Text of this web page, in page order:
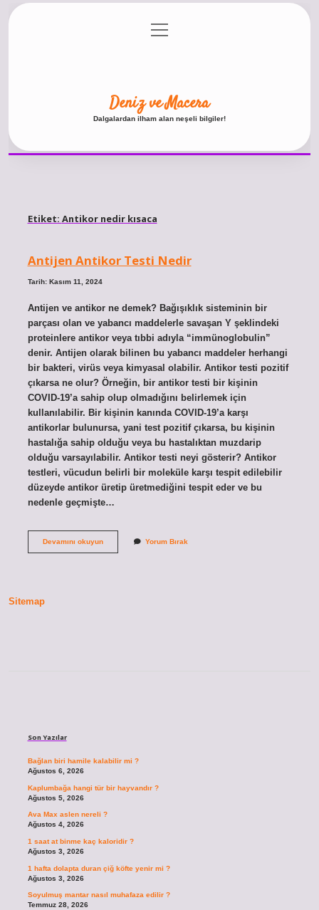
Gizlilik Politikası
menüyü
aç
Deniz ve Macera
Dalgalardan ilham alan neşeli bilgiler!
Etiket: Antikor nedir kısaca
Antijen Antikor Testi Nedir
Tarih: Kasım 11, 2024
Antijen ve antikor ne demek? Bağışıklık sisteminin bir
parçası olan ve yabancı maddelerle savaşan Y şeklindeki
proteinlere antikor veya tıbbi adıyla “immünoglobulin”
denir. Antijen olarak bilinen bu yabancı maddeler herhangi
bir bakteri, virüs veya kimyasal olabilir. Antikor testi pozitif
çıkarsa ne olur? Örneğin, bir antikor testi bir kişinin
COVID-19’a sahip olup olmadığını belirlemek için
kullanılabilir. Bir kişinin kanında COVID-19’a karşı
antikorlar bulunursa, yani test pozitif çıkarsa, bu kişinin
hastalığa sahip olduğu veya bu hastalıktan muzdarip
olduğu varsayılabilir. Antikor testi neyi gösterir? Antikor
testleri, vücudun belirli bir moleküle karşı tespit edilebilir
düzeyde antikor üretip üretmediğini tespit eder ve bu
nedenle geçmişte…
Devamını okuyunAntijen
Yorum Bırak
Sitemap
Son Yazılar
Bağlan biri hamile kalabilir mi ?
Ağustos 6, 2026
Kaplumbağa hangi tür bir hayvandır ?
Ağustos 5, 2026
Ava Max aslen nereli ?
Ağustos 4, 2026
1 saat at binme kaç kaloridir ?
Ağustos 3, 2026
1 hafta dolapta duran çiğ köfte yenir mi ?
Ağustos 3, 2026
Soyulmuş mantar nasıl muhafaza edilir ?
Temmuz 28, 2026